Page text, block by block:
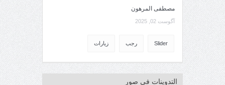
مصطفى المرهون
آگوست 02, 2025
Slider رجب زيارات
التدوينات في صور